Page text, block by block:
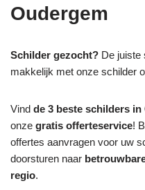
Oudergem
Schilder gezocht? De juiste
makkelijk met onze schilder
Vind de 3 beste schilders in
onze gratis offerteservice!
offertes aanvragen voor uw
doorsturen naar
regio.